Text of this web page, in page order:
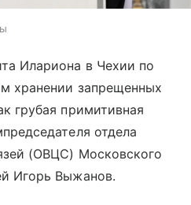
Илариона в Чехии по
хранении запрещенных
грубая примитивная
отдела
(ОВЦС) Московского
Игорь Выжанов.